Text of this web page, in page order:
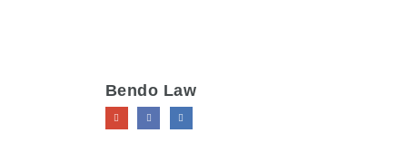
Bendo Law